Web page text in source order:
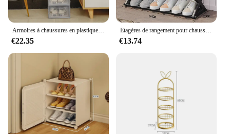
Armoires à chaussures en plastique transparent avec couvercle avant empilable, boîte de rangement, grande humidité
€22.35
Étagères de rangement pour chaussures en métal T1, armoire à chaussures à 4/5 niveaux, meubles d'assemblage de type X, maison, balcon, dortoir
€13.74